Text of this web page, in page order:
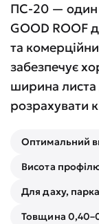
ПС-20 — один
GOOD ROOF
та
забезпечує
ширина листа
розрахувати
Оптимальний
Висота
Для даху,
Товщина